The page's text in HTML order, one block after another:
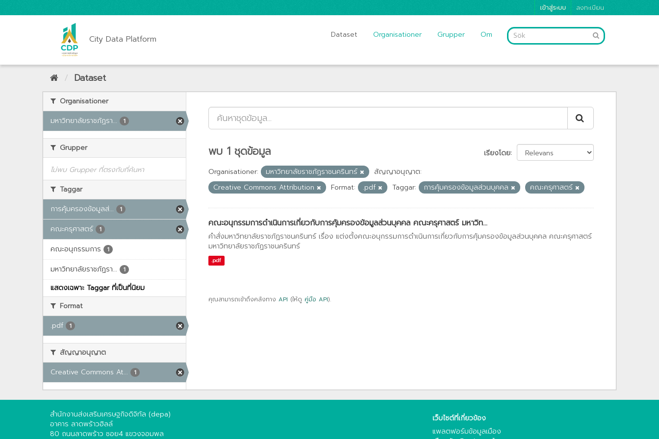
เข้าสู่ระบบ ลงทะเบียน
City Data Platform Dataset Organisationer Grupper Om
Dataset
Organisationer
มหาวิทยาลัยราชภัฏรา...
1
Grupper
ไม่พบ Grupper ที่ตรงกับที่ค้นหา
Taggar
การคุ้มครองข้อมูลส่...
1
คณะครุศาสตร์ 1
คณะอนุกรรมการ 1
มหาวิทยาลัยราชภัฏรา... 1
แสดงเฉพาะ Taggar ที่เป็นที่นิยม
Format
.pdf
1
สัญญาอนุญาต
Creative Commons At...
1
เรียงโดย
พบ 1 ชุดข้อมูล
Organisationer: มหาวิทยาลัยราชภัฏราชนครินทร์
สัญญาอนุญาต:
Creative Commons Attribution
Format: .pdf Taggar: การคุ้มครองข้อมูลส่วนบุคคล คณะครุศาสตร์
คณะอนุกรรมการดำเนินการเกี่ยวกับการคุ้มครองข้อมูลส่วนบุคคล คณะครุศาสตร์ มหาวิท...
คำสั่งมหาวิทยาลัยราชภัฏราชนครินทร์ เรื่อง แต่งตั้งคณะอนุกรรมการดำเนินการเกี่ยวกับการคุ้มครองข้อมูลส่วนบุคคล คณะครุศาสตร์
มหาวิทยาลัยราชภัฏราชนครินทร์
.pdf
คุณสามารถเข้าถึงคลังทาง API (ให้ดู คู่มือ API).
สำนักงานส่งเสริมเศรษฐกิจดิจิทัล (depa)
อาคาร ลาดพร้าวฮิลล์
80 ถนนลาดพร้าว ซอย4 แขวงจอมพล
เว็บไซต์ที่เกี่ยวข้อง
แพลตฟอร์มข้อมูลเมือง